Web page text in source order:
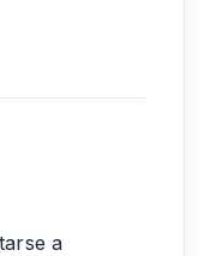
a